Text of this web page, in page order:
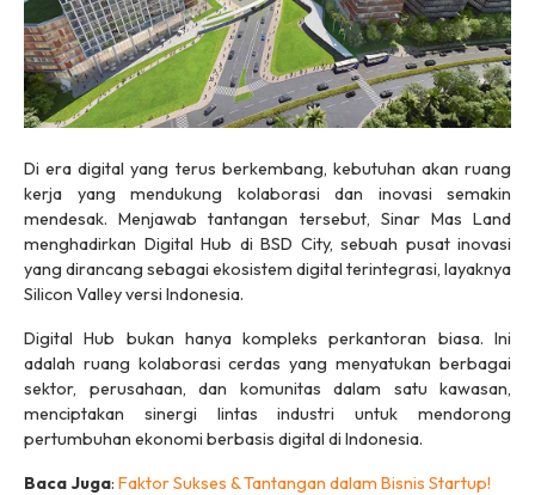
Di era digital yang terus berkembang, kebutuhan akan ruang
kerja yang mendukung kolaborasi dan inovasi semakin
mendesak. Menjawab tantangan tersebut, Sinar Mas Land
menghadirkan Digital Hub di BSD City, sebuah pusat inovasi
yang dirancang sebagai ekosistem digital terintegrasi, layaknya
Silicon Valley versi Indonesia.
Digital Hub bukan hanya kompleks perkantoran biasa. Ini
adalah ruang kolaborasi cerdas yang menyatukan berbagai
sektor, perusahaan, dan komunitas dalam satu kawasan,
menciptakan sinergi lintas industri untuk mendorong
pertumbuhan ekonomi berbasis digital di Indonesia.
Baca Juga: Faktor Sukses & Tantangan dalam Bisnis Startup!